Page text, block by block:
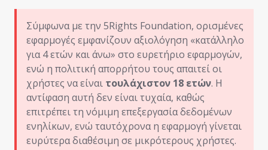
Σύμφωνα με την 5Rights Foundation, ορισμένες
εφαρμογές εμφανίζουν αξιολόγηση «κατάλληλο
για 4 ετών και άνω» στο ευρετήριο εφαρμογών,
ενώ η πολιτική απορρήτου τους απαιτεί οι
χρήστες να είναι τουλάχιστον 18 ετών. Η
αντίφαση αυτή δεν είναι τυχαία, καθώς
επιτρέπει τη νόμιμη επεξεργασία δεδομένων
ενηλίκων, ενώ ταυτόχρονα η εφαρμογή γίνεται
ευρύτερα διαθέσιμη σε μικρότερους χρήστες.